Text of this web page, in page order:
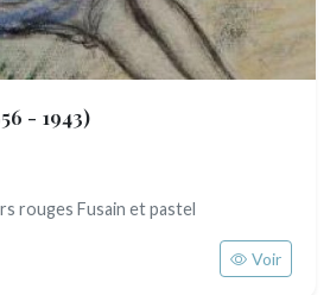
- 1943)
rouges Fusain et pastel
Voir